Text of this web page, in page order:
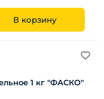
В корзину
1 кг "ФАСКО"